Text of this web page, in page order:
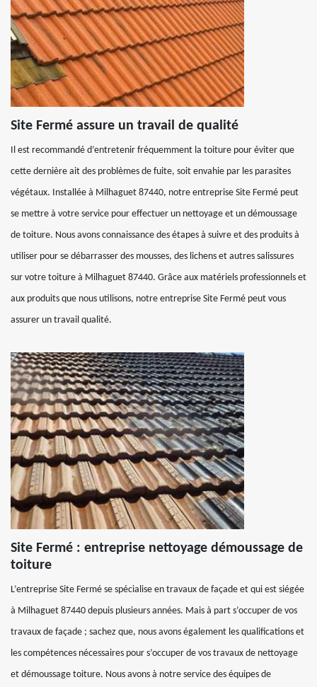
Site Fermé assure un travail de qualité
Il est recommandé d’entretenir fréquemment la toiture pour éviter que
cette dernière ait des problèmes de fuite, soit envahie par les parasites
végétaux. Installée à Milhaguet 87440, notre entreprise Site Fermé peut
se mettre à votre service pour effectuer un nettoyage et un démoussage
de toiture. Nous avons connaissance des étapes à suivre et des produits à
utiliser pour se débarrasser des mousses, des lichens et autres salissures
sur votre toiture à Milhaguet 87440. Grâce aux matériels professionnels et
aux produits que nous utilisons, notre entreprise Site Fermé peut vous
assurer un travail qualité.
Site Fermé : entreprise nettoyage démoussage de
toiture
L’entreprise Site Fermé se spécialise en travaux de façade et qui est siégée
à Milhaguet 87440 depuis plusieurs années. Mais à part s’occuper de vos
travaux de façade ; sachez que, nous avons également les qualifications et
les compétences nécessaires pour s’occuper de vos travaux de nettoyage
et démoussage toiture. Nous avons à notre service des équipes de